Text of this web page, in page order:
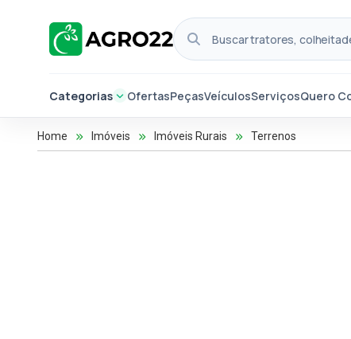
Categorias OfertasPeçasVeículosServiçosQuero
Home Imóveis Imóveis Rurais Terrenos